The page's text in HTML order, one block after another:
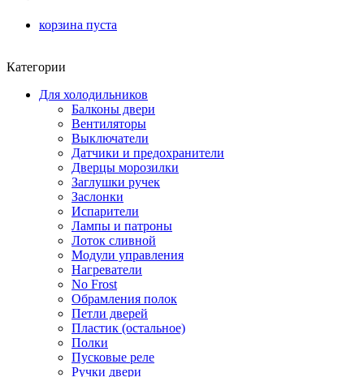
корзина пуста
Категории
Для холодильников
Балконы двери
Вентиляторы
Выключатели
Датчики и предохранители
Дверцы морозилки
Заглушки ручек
Заслонки
Испарители
Лампы и патроны
Лоток сливной
Модули управления
Нагреватели
No Frost
Обрамления полок
Петли дверей
Пластик (остальное)
Полки
Пусковые реле
Ручки двери